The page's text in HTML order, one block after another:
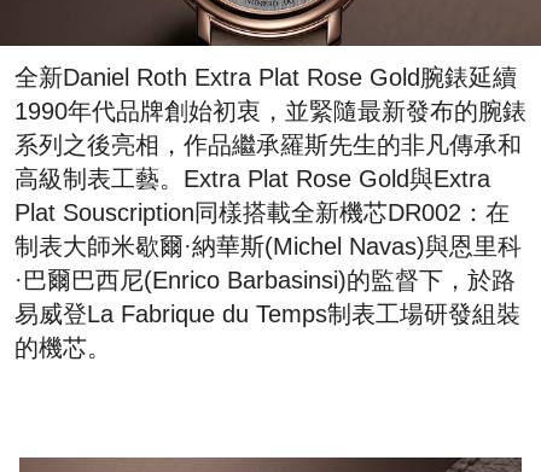
全新Daniel Roth Extra Plat Rose Gold腕錶延續
1990年代品牌創始初衷，並緊隨最新發布的腕錶
系列之後亮相，作品繼承羅斯先生的非凡傳承和
高級制表工藝。Extra Plat Rose Gold與Extra
Plat Souscription同樣搭載全新機芯DR002：在
制表大師米歇爾·納華斯(Michel Navas)與恩里科
·巴爾巴西尼(Enrico Barbasinsi)的監督下，於路
易威登La Fabrique du Temps制表工場研發組裝
的機芯。